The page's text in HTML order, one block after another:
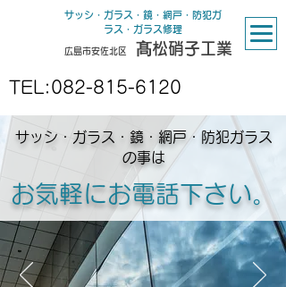
サッシ・ガラス・鏡・網戸・防犯ガ
ラス・ガラス修理
広島市安佐北区 髙松硝子工業
TEL: 082-815-6120
サッシ・ガラス・鏡・網戸・防犯ガラス
の事は
お気軽にお電話下さい。